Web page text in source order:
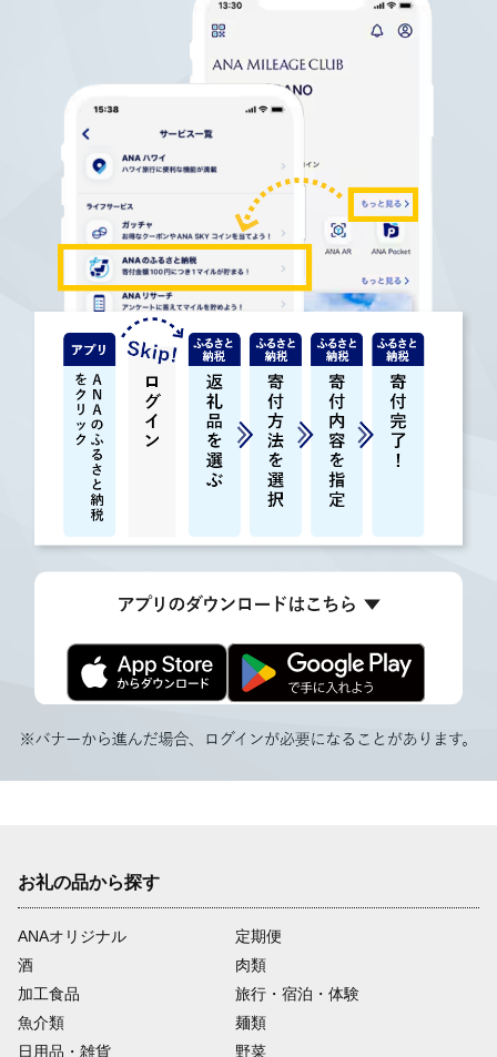
お礼の品から探す
ANAオリジナル
定期便
酒
肉類
加工食品
旅行・宿泊・体験
魚介類
麺類
日用品・雑貨
野菜